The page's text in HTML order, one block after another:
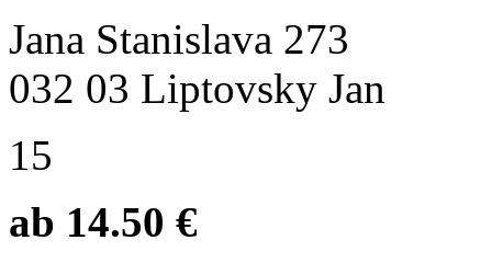
Jana Stanislava 273
032 03 Liptovsky Jan
15
ab 14.50 €